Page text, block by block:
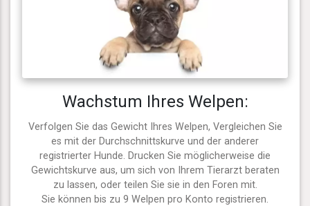
Wachstum Ihres Welpen:
Verfolgen Sie das Gewicht Ihres Welpen, Vergleichen Sie
es mit der Durchschnittskurve und der anderer
registrierter Hunde. Drucken Sie möglicherweise die
Gewichtskurve aus, um sich von Ihrem Tierarzt beraten
zu lassen, oder teilen Sie sie in den Foren mit.
Sie können bis zu 9 Welpen pro Konto registrieren.